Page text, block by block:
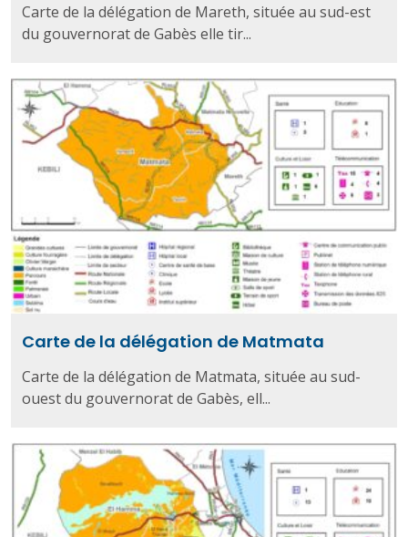
Carte de la délégation de Mareth, située au sud-est
du gouvernorat de Gabès elle tir...
Carte de la délégation de Matmata
Carte de la délégation de Matmata, située au sud-
ouest du gouvernorat de Gabès, ell...